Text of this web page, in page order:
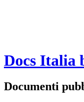
Docs Italia
Documenti